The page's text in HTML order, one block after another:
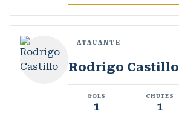
ATACANTE
Rodrigo Castillo
GOLS
1
CHUTES
1